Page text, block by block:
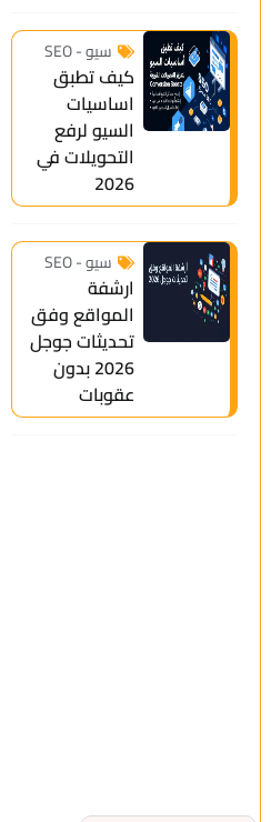
سيو - SEO
كيف تطبق
اساسيات
السيو لرفع
التحويلات في
2026
سيو - SEO
ارشفة
المواقع وفق
تحديثات جوجل
2026 بدون
عقوبات